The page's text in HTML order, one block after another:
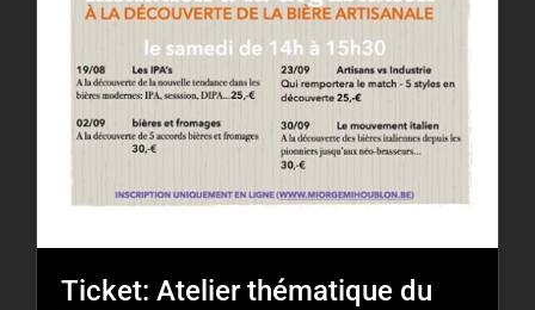
Ticket: Atelier thématique du